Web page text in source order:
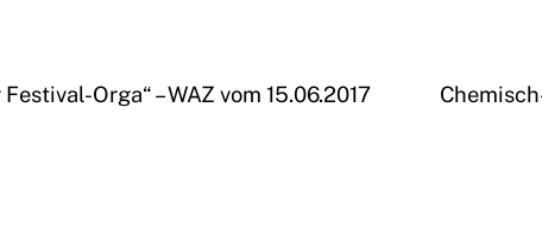
Orga“ – WAZ vom 15.06.2017